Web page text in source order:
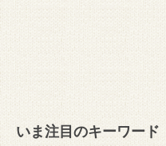
いま注目のキーワード